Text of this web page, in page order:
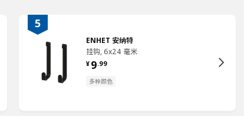
ENHET 安纳特
挂钩, 6x24 毫米
¥ 9.99
多种颜色